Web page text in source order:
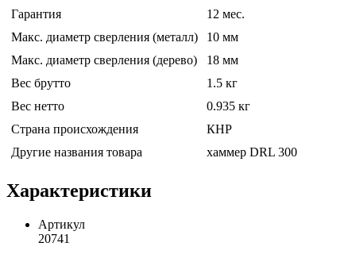
Гарантия
12 мес.
Макс. диаметр сверления (металл)
10 мм
Макс. диаметр сверления (дерево)
18 мм
Вес брутто
1.5 кг
Вес нетто
0.935 кг
Страна происхождения
КНР
Другие названия товара
хаммер DRL 300
Характеристики
Артикул
20741